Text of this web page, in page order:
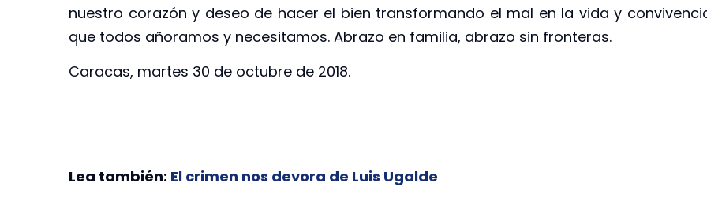
nuestro corazón y deseo de hacer el bien transformando el mal en la vida y
que todos añoramos y necesitamos. Abrazo en familia, abrazo sin fronteras.
Caracas, martes 30 de octubre de 2018.
Lea también: El crimen nos devora de Luis Ugalde